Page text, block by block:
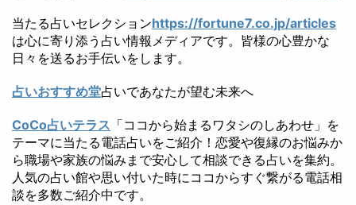
当たる占いセレクションhttps://fortune7.co.jp/articles
は心に寄り添う占い情報メディアです。皆様の心豊かな
日々を送るお手伝いをします。
占いおすすめ堂占いであなたが望む未来へ
CoCo占いテラス 「ココから始まるワタシのしあわせ」を
テーマに当たる電話占いをご紹介！恋愛や復縁のお悩みか
ら職場や家族の悩みまで安心して相談できる占いを集約。
人気の占い館や思い付いた時にココからすぐ繋がる電話相
談を多数ご紹介中です。